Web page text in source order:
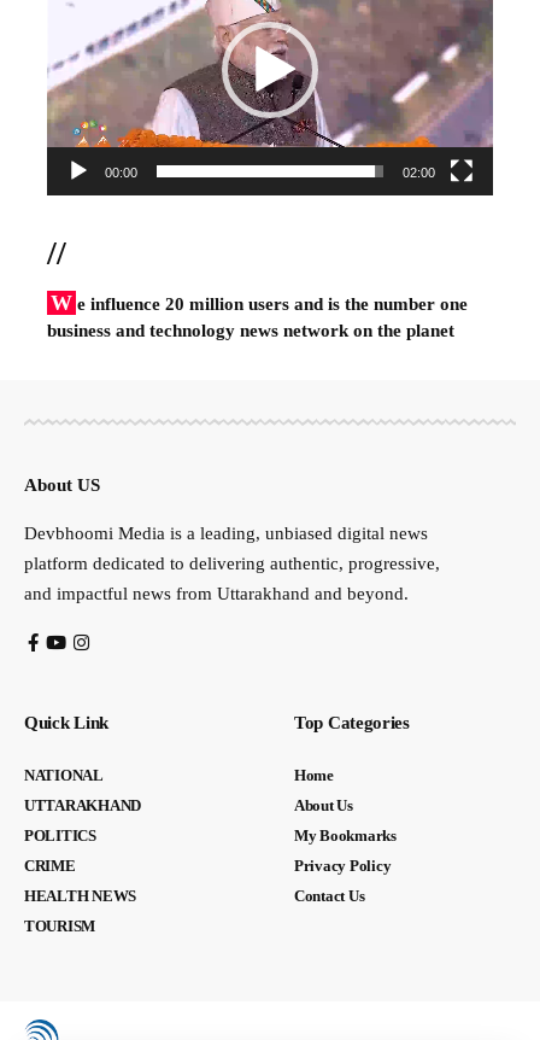
00:00 02:00
//
W e influence 20 million users and is the number one
business and technology news network on the planet
About US
Devbhoomi Media is a leading, unbiased digital news
platform dedicated to delivering authentic, progressive,
and impactful news from Uttarakhand and beyond.
Quick Link
NATIONAL
UTTARAKHAND
POLITICS
CRIME
HEALTH NEWS
TOURISM
Top Categories
Home
About Us
My Bookmarks
Privacy Policy
Contact Us